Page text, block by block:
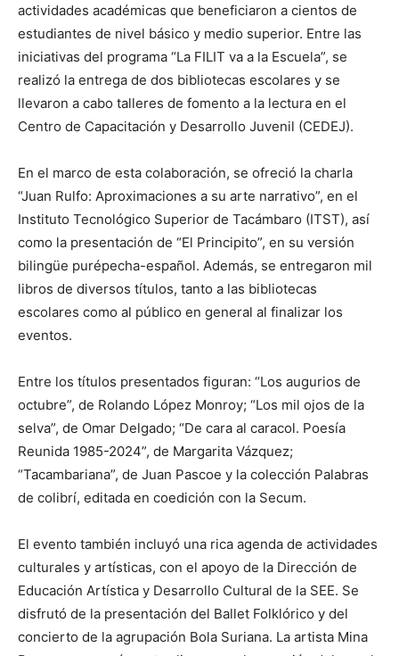
actividades académicas que beneficiaron a cientos de
estudiantes de nivel básico y medio superior. Entre las
iniciativas del programa “La FILIT va a la Escuela”, se
realizó la entrega de dos bibliotecas escolares y se
llevaron a cabo talleres de fomento a la lectura en el
Centro de Capacitación y Desarrollo Juvenil (CEDEJ).
En el marco de esta colaboración, se ofreció la charla
“Juan Rulfo: Aproximaciones a su arte narrativo”, en el
Instituto Tecnológico Superior de Tacámbaro (ITST), así
como la presentación de “El Principito”, en su versión
bilingüe purépecha-español. Además, se entregaron mil
libros de diversos títulos, tanto a las bibliotecas
escolares como al público en general al finalizar los
eventos.
Entre los títulos presentados figuran: “Los augurios de
octubre”, de Rolando López Monroy; “Los mil ojos de la
selva”, de Omar Delgado; “De cara al caracol. Poesía
Reunida 1985-2024”, de Margarita Vázquez;
“Tacambariana”, de Juan Pascoe y la colección Palabras
de colibrí, editada en coedición con la Secum.
El evento también incluyó una rica agenda de actividades
culturales y artísticas, con el apoyo de la Dirección de
Educación Artística y Desarrollo Cultural de la SEE. Se
disfrutó de la presentación del Ballet Folklórico y del
concierto de la agrupación Bola Suriana. La artista Mina